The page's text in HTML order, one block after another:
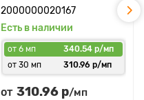
2000000020167
Есть в наличии
от 6 мп
340.54 р/мп
от 30 мп
310.96 р/мп
от 310.96 р/мп